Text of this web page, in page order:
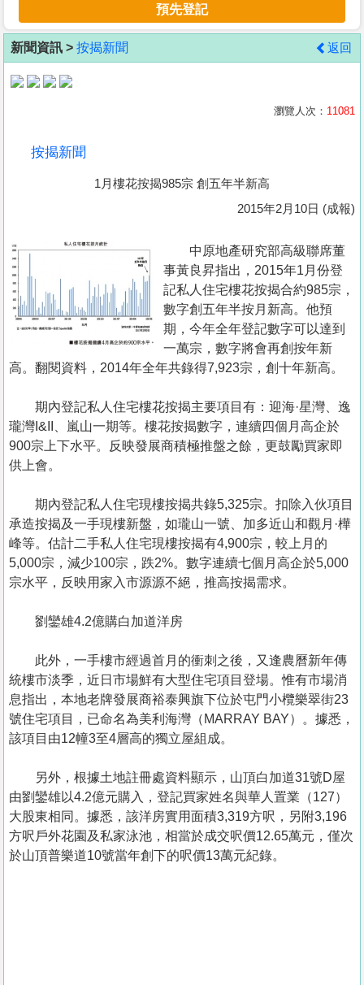
客
地
產
置
業
手
冊
關
們
預先登記
新聞資訊 > 按揭新聞 返回
瀏覽人次： 11081
按揭新聞
1月樓花按揭985宗 創五年半新高
2015年2月10日 (成報)
中原地產研究部高級聯席董
事黃良昇指出，2015年1月份登
記私人住宅樓花按揭合約985宗，
數字創五年半按月新高。他預
期，今年全年登記數字可以達到
一萬宗，數字將會再創按年新
高。翻閱資料，2014年全年共錄得7,923宗，創十年新高。
期內登記私人住宅樓花按揭主要項目有：迎海·星灣、逸
瓏灣I&II、嵐山一期等。樓花按揭數字，連續四個月高企於
900宗上下水平。反映發展商積極推盤之餘，更鼓勵買家即
供上會。
期內登記私人住宅現樓按揭共錄5,325宗。扣除入伙項目
承造按揭及一手現樓新盤，如瓏山一號、加多近山和觀月·樺
峰等。估計二手私人住宅現樓按揭有4,900宗，較上月的
5,000宗，減少100宗，跌2%。數字連續七個月高企於5,000
宗水平，反映用家入市源源不絕，推高按揭需求。
劉鑾雄4.2億購白加道洋房
此外，一手樓市經過首月的衝刺之後，又逢農曆新年傳
統樓市淡季，近日市場鮮有大型住宅項目登場。惟有市場消
息指出，本地老牌發展商裕泰興旗下位於屯門小欖樂翠街23
號住宅項目，已命名為美利海灣（MARRAY BAY）。據悉，
該項目由12幢3至4層高的獨立屋組成。
另外，根據土地註冊處資料顯示，山頂白加道31號D屋
由劉鑾雄以4.2億元購入，登記買家姓名與華人置業（127）
大股東相同。據悉，該洋房實用面積3,319方呎，另附3,196
方呎戶外花園及私家泳池，相當於成交呎價12.65萬元，僅次
於山頂普樂道10號當年創下的呎價13萬元紀錄。